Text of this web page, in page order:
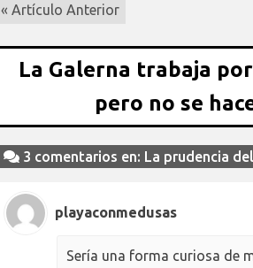
« Artículo Anterior
La Galerna trabaja
pero no se
3 comentarios en: La prudencia
playaconmedusas
Sería una forma curiosa de